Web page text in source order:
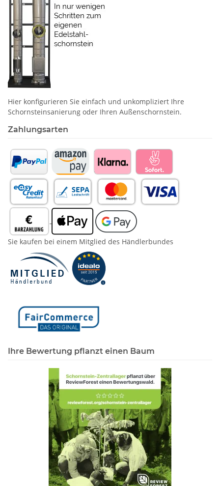
Hier konfigurieren Sie einfach und unkompliziert Ihre
Schornstein­sanierung oder Ihren Außenschornstein.
Zahlungsarten
Sie kaufen bei einem Mitglied des Händlerbundes
Ihre Bewertung pflanzt einen Baum